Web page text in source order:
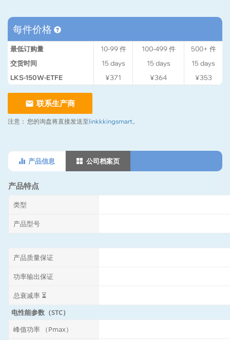
每件价格
最低订购量 10-99件 100-499件 500+ 件
交货时间
15 days 15 days 15 days
LKS-150W-ETFE
¥371 ¥364 ¥353
联系生产商
注意： 您的询盘将直接发送至linkkkingsmart。
产品信息 公司档案页
产品特点
类型
产品型号
产品质量保证
功率输出保证
总衰减率 ⏳
电性能参数（STC）
峰值功率 （Pmax）